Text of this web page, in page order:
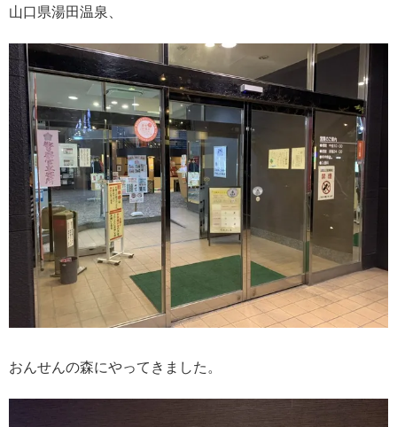
山口県湯田温泉、
おんせんの森にやってきました。